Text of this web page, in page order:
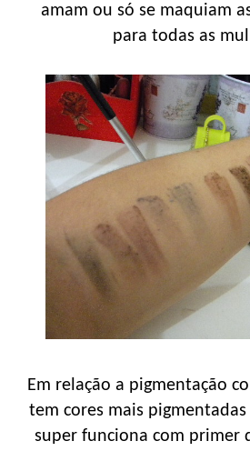
amam ou só se maquiam
para todas as
Em relação a pigmentação
tem cores mais
super funciona com primer